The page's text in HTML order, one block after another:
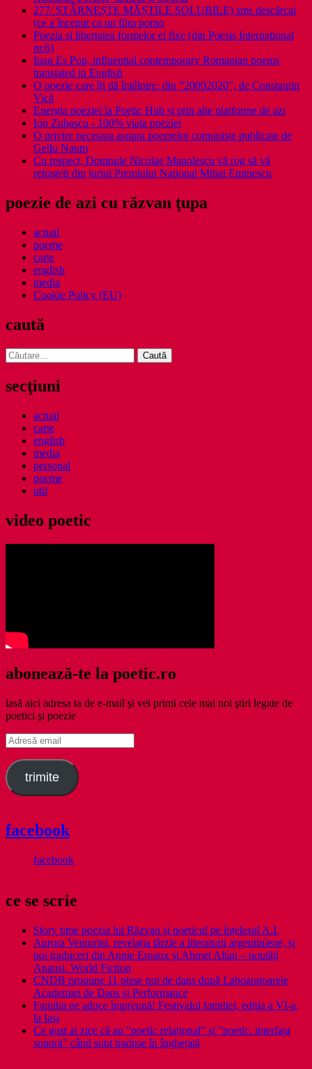
277/ STÂRNEȘTE MĂȘTILE SOLUBILE) sms descărcat
(ce a început ca un film porno
Poezia şi libertatea formelor ei fixe (din Poesis International
nr.6)
Ioan Es Pop, influential contemporary Romanian poems
translated in English
O poezie care îți dă întâlnire: din ”20002020”, de Constantin
Vică
Energia poeziei la Poetic Hub și prin alte platforme de azi
Ion Zubascu - 100% viata poeziei
O privire necesara asupra poemelor comuniste publicate de
Gellu Naum
Cu respect, Domnule Nicolae Manolescu vă rog să vă
retrageţi din juriul Premiului Naţional Mihai Eminescu
poezie de azi cu răzvan ţupa
actual
poeme
carte
english
media
Cookie Policy (EU)
caută
Caută
după:
secţiuni
actual
carte
english
media
personal
poeme
util
video poetic
abonează-te la poetic.ro
lasă aici adresa ta de e-mail şi vei primi cele mai noi ştiri legate de
poetici şi poezie
Adresă
email
trimite
facebook
facebook
ce se scrie
Story time poezia lui Răzvan și poeticul pe înțelesul A.I.
Aurora Venturini, revelația târzie a literaturii argentiniene, și
noi traduceri din Annie Ernaux și Ahmet Altan – noutăți
Anansi. World Fiction
CNDB propune 11 piese noi de dans după Laboaratoarele
Academiei de Dans și Performance
Familia ne aduce împreună! Festivalul familiei, ediția a VI-a,
la Iași
Ce gust ai zice că au ”poetic relațional” și ”poetic. interfața
sonoră” când sunt traduse în înghețată